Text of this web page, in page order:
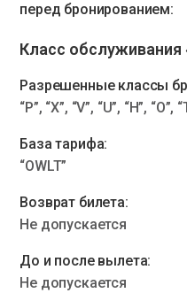
перед бронированием:
Класс обслуживания
Разрешенные классы
“P”, “X”, “V”, “U”, “H”, “O”,
База тарифа:
“OWLT”
Возврат билета:
Не допускается
До и после вылета:
Не допускается